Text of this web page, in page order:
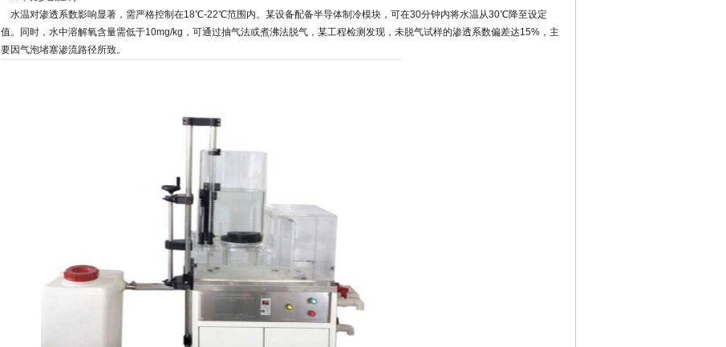
水温对渗透系数影响显著，需严格控制在18℃-22℃范围内。某设备配备半导体制冷模块，可在30分钟内将水温从30℃降至设定
值。同时，水中溶解氧含量需低于10mg/kg，可通过抽气法或煮沸法脱气，某工程检测发现，未脱气试样的渗透系数偏差达15%，主
要因气泡堵塞渗流路径所致。